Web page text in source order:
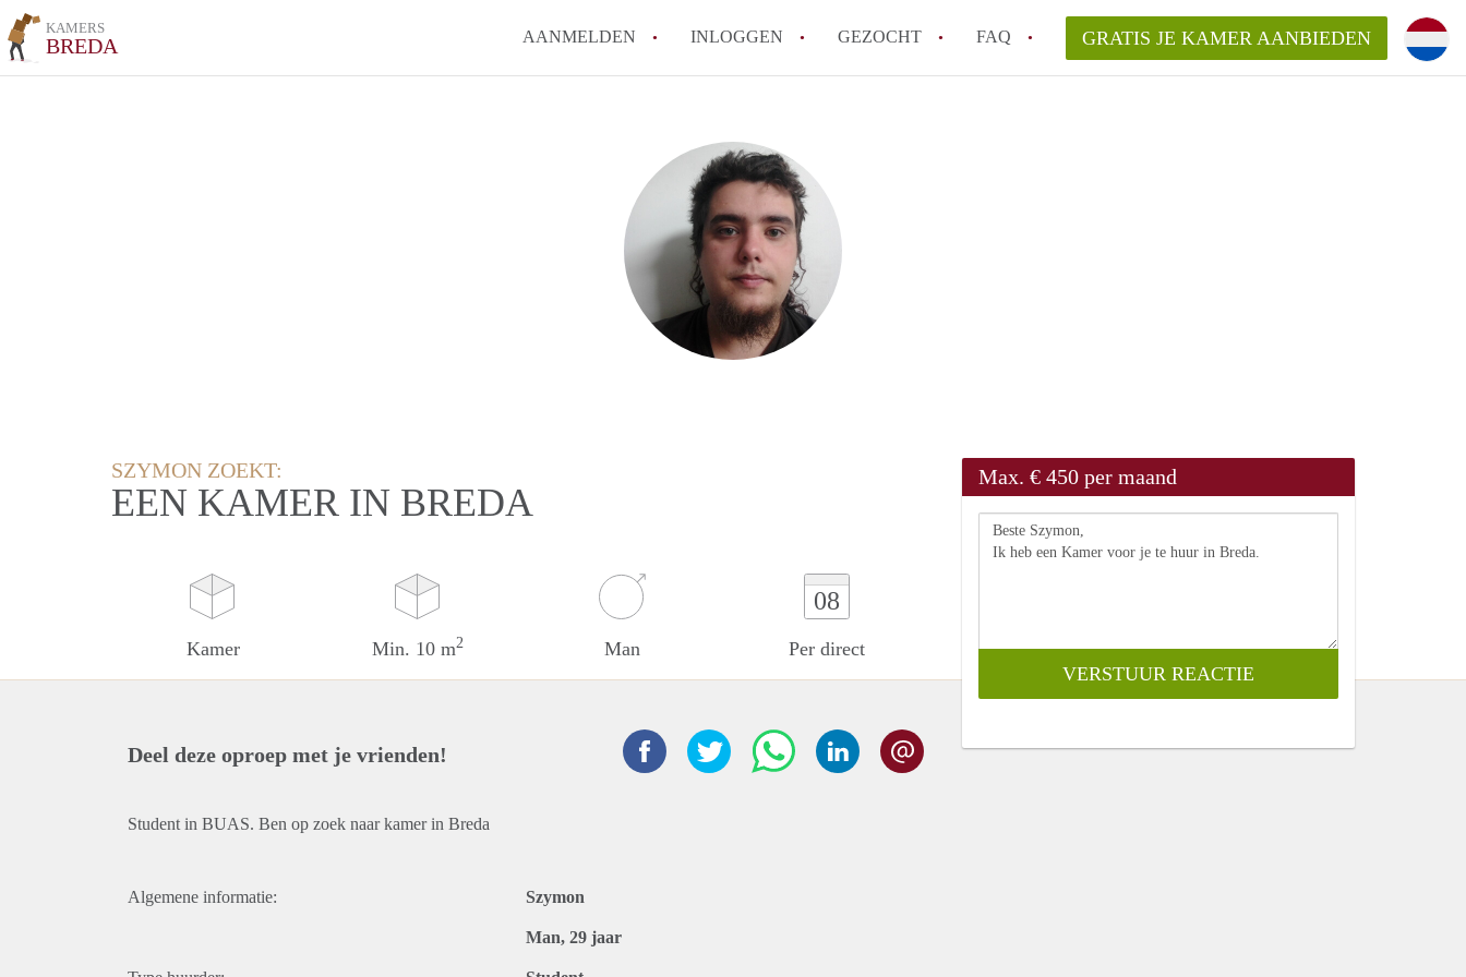
KAMERS
BREDA AANMELDEN INLOGGEN GEZOCHT FAQ
Hoeveel kost het om te reageren op een Kamer in Breda?
Wat is de privacyverklaring van KamerBreda?
Berekent Kamersbreda makelaarsvergoeding/bemiddelingsvergoeding?
Alle veelgestelde vragen
GRATIS JE KAMER AANBIEDEN
SZYMON ZOEKT:
EEN KAMER IN BREDA
Kamer Min. 10 m2 Man
08
Per direct
Max. € 450 per maand
Deel deze oproep met je vrienden!
Student in BUAS. Ben op zoek naar kamer in Breda
Algemene informatie: Szymon
Man, 29 jaar